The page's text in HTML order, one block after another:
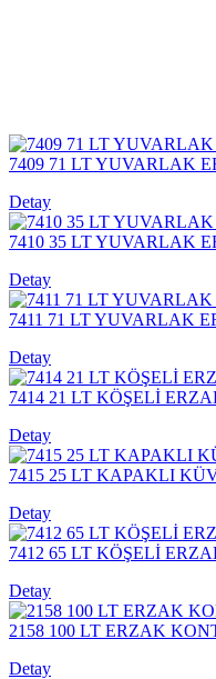
7409 71 LT YUVARLAK
Detay
7410 35 LT YUVARLAK
Detay
7411 71 LT YUVARLAK
Detay
7414 21 LT KÖŞELİ
Detay
7415 25 LT KAPAKLI
Detay
7412 65 LT KÖŞELİ
Detay
2158 100 LT ERZAK
Detay